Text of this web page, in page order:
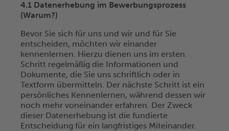
4.1 Datenerhebung im Bewerbungsprozess
(Warum?)
Bevor Sie sich für uns und wir und für Sie
entscheiden, möchten wir einander
kennenlernen. Hierzu dienen uns im ersten
Schritt regelmäßig die Informationen und
Dokumente, die Sie uns schriftlich oder in
Textform übermitteln. Der nächste Schritt ist ein
persönliches Kennenlernen, während dessen wir
noch mehr voneinander erfahren. Der Zweck
dieser Datenerhebung ist die fundierte
Entscheidung für ein langfristiges Miteinander.